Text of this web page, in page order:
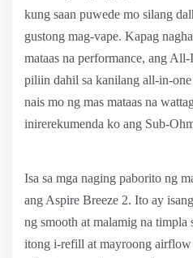
kung saan puwede mo silang
gustong mag-vape. Kapag
mataas na performance, ang
piliin dahil sa kanilang all-in-
nais mo ng mas mataas na
inirerekumenda ko ang Sub-
Isa sa mga naging paborito ng
ang Aspire Breeze 2. Ito ay
ng smooth at malamig na
itong i-refill at mayroong